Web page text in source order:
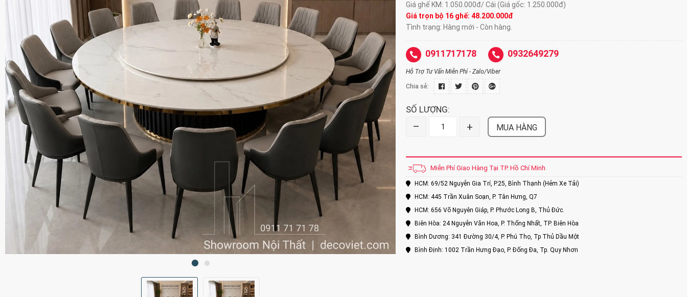
Giá ghế KM: 1.050.000đ/ Cái (Giá gốc: 1.250.000đ)
Giá trọn bộ 16 ghế: 48.200.000đ
Tình trạng: Hàng mới - Còn hàng.
0911717178 0932649279
Hỗ Trợ Tư Vấn Miễn Phí - Zalo/Viber
Chia sẻ:
SỐ LƯỢNG:
– + MUA HÀNG
Miễn Phí Giao Hàng Tại TP. Hồ Chí Minh
HCM: 69/52 Nguyễn Gia Trí, P.25, Bình Thạnh (Hẻm Xe Tải)
HCM: 445 Trần Xuân Soạn, P. Tân Hưng, Q7
HCM: 656 Võ Nguyên Giáp, P. Phước Long B, Thủ Đức.
Biên Hòa: 24 Nguyễn Văn Hoa, P. Thống Nhất, TP. Biên Hòa
Bình Dương: 341 Đường 30/4, P. Phú Thọ, Tp Thủ Dầu Một
Bình Định: 1002 Trần Hưng Đạo, P. Đống Đa, Tp. Quy Nhơn